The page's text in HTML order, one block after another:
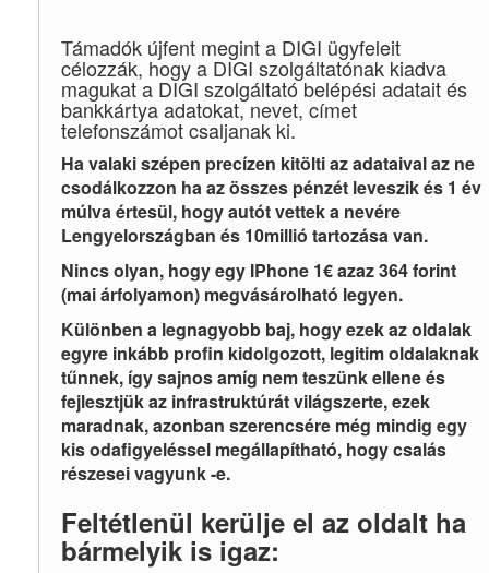
Támadók újfent megint a DIGI ügyfeleit
célozzák, hogy a DIGI szolgáltatónak kiadva
magukat a DIGI szolgáltató belépési adatait és
bankkártya adatokat, nevet, címet
telefonszámot csaljanak ki.
Ha valaki szépen precízen kitölti az adataival az ne
csodálkozzon ha az összes pénzét leveszik és 1 év
múlva értesül, hogy autót vettek a nevére
Lengyelországban és 10millió tartozása van.
Nincs olyan, hogy egy IPhone 1€ azaz 364 forint
(mai árfolyamon) megvásárolható legyen.
Különben a legnagyobb baj, hogy ezek az oldalak
egyre inkább profin kidolgozott, legitim oldalaknak
tűnnek, így sajnos amíg nem teszünk ellene és
fejlesztjük az infrastruktúrát világszerte, ezek
maradnak, azonban szerencsére még mindig egy
kis odafigyeléssel megállapítható, hogy csalás
részesei vagyunk -e.
Feltétlenül kerülje el az oldalt ha
bármelyik is igaz: